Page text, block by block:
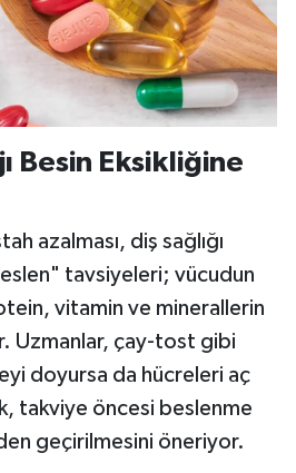
Besin Eksikliğine
azalması, diş sağlığı
tavsiyeleri; vücudun
vitamin ve minerallerin
Uzmanlar, çay-tost gibi
doyursa da hücreleri aç
takviye öncesi beslenme
geçirilmesini öneriyor.